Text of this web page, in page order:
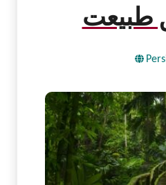
طبیعت